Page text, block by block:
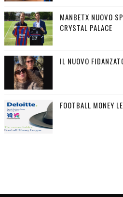
MANBETX NUOVO
CRYSTAL PALACE
IL NUOVO
FOOTBALL MONEY